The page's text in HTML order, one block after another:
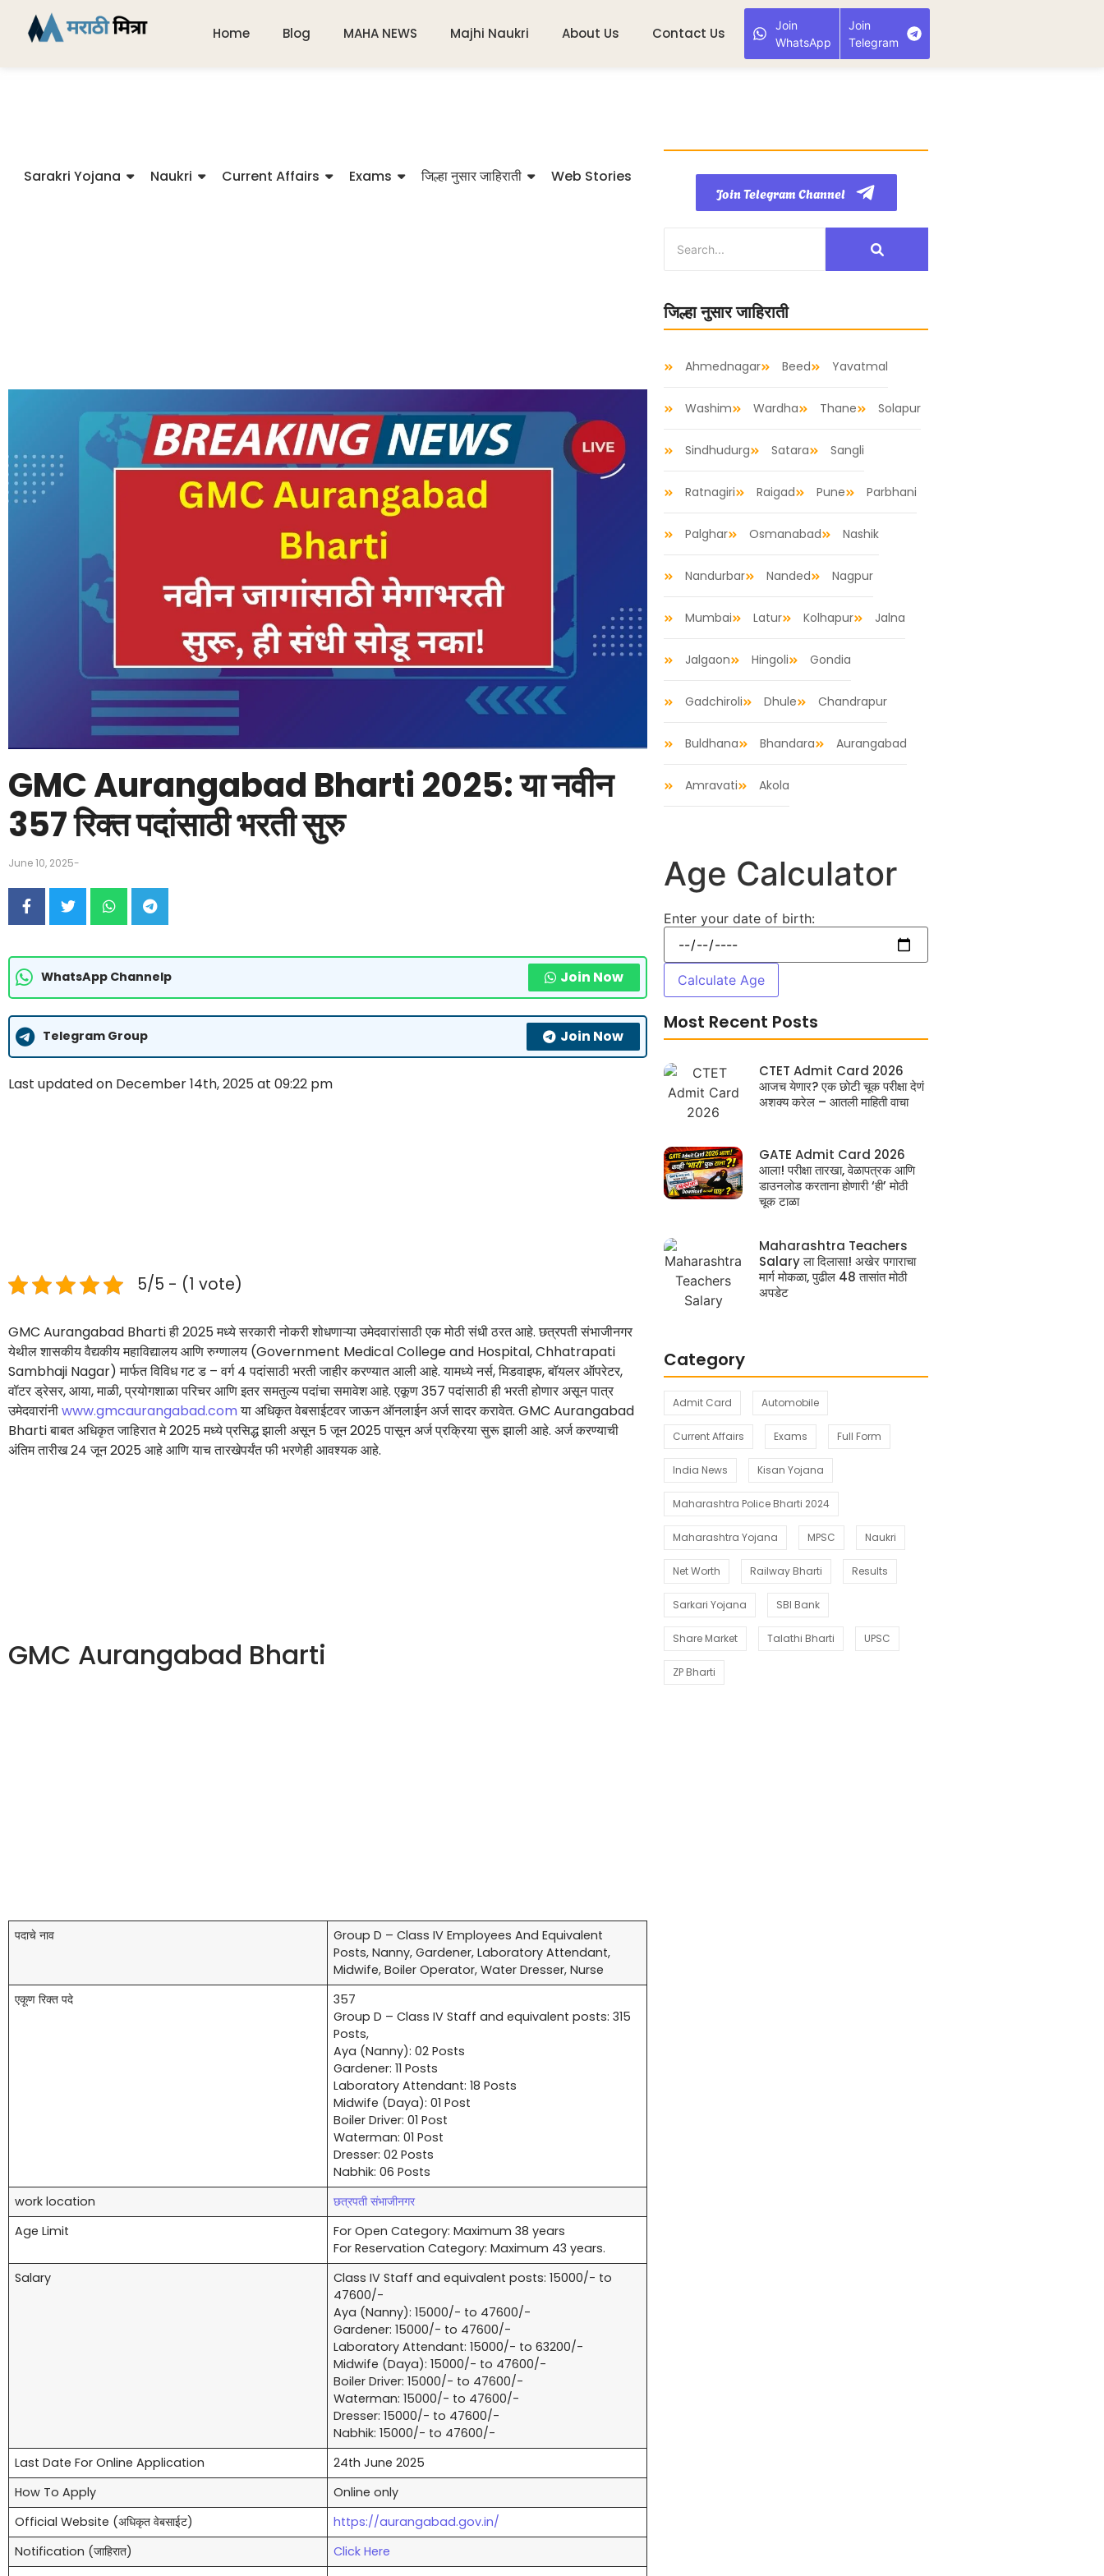
Home Blog MAHA NEWS Majhi Naukri About Us Contact Us
Join
WhatsApp
Join
Telegram
Sarakri Yojana Naukri Current Affairs Exams जिल्हा नुसार जाहिराती Web Stories
GMC Aurangabad Bharti 2025: या नवीन
357 रिक्त पदांसाठी भरती सुरु
June 10, 2025-
WhatsApp Channelp Join Now
Telegram Group Join Now
Last updated on December 14th, 2025 at 09:22 pm
5/5 - (1 vote)
GMC Aurangabad Bharti ही 2025 मध्ये सरकारी नोकरी शोधणाऱ्या उमेदवारांसाठी एक मोठी संधी ठरत आहे. छत्रपती संभाजीनगर
येथील शासकीय वैद्यकीय महाविद्यालय आणि रुग्णालय (Government Medical College and Hospital, Chhatrapati
Sambhaji Nagar) मार्फत विविध गट ड – वर्ग 4 पदांसाठी भरती जाहीर करण्यात आली आहे. यामध्ये नर्स, मिडवाइफ, बॉयलर ऑपरेटर,
वॉटर ड्रेसर, आया, माळी, प्रयोगशाळा परिचर आणि इतर समतुल्य पदांचा समावेश आहे. एकूण 357 पदांसाठी ही भरती होणार असून पात्र
उमेदवारांनीwww.gmcaurangabad.comया अधिकृत वेबसाईटवर जाऊन ऑनलाईन अर्ज सादर करावेत. GMC Aurangabad
Bharti बाबत अधिकृत जाहिरात मे 2025 मध्ये प्रसिद्ध झाली असून 5 जून 2025 पासून अर्ज प्रक्रिया सुरू झाली आहे. अर्ज करण्याची
अंतिम तारीख 24 जून 2025 आहे आणि याच तारखेपर्यंत फी भरणेही आवश्यक आहे.
GMC Aurangabad Bharti
पदाचे नाव
Group D – Class IV Employees And Equivalent
Posts, Nanny, Gardener, Laboratory Attendant,
Midwife, Boiler Operator, Water Dresser, Nurse
एकूण रिक्त पदे
357
Group D – Class IV Staff and equivalent posts: 315
Posts,
Aya (Nanny): 02 Posts
Gardener: 11 Posts
Laboratory Attendant: 18 Posts
Midwife (Daya): 01 Post
Boiler Driver: 01 Post
Waterman: 01 Post
Dresser: 02 Posts
Nabhik: 06 Posts
work location
छत्रपती संभाजीनगर
Age Limit
For Open Category: Maximum 38 years
For Reservation Category: Maximum 43 years.
Salary
Class IV Staff and equivalent posts: 15000/- to
47600/-
Aya (Nanny): 15000/- to 47600/-
Gardener: 15000/- to 47600/-
Laboratory Attendant: 15000/- to 63200/-
Midwife (Daya): 15000/- to 47600/-
Boiler Driver: 15000/- to 47600/-
Waterman: 15000/- to 47600/-
Dresser: 15000/- to 47600/-
Nabhik: 15000/- to 47600/-
Last Date For Online Application
24th June 2025
How To Apply
Online only
Official Website (अधिकृत वेबसाईट)
https://aurangabad.gov.in/
Notification (जाहिरात)
Click Here
Join Telegram Channel
जिल्हा नुसार जाहिराती
Ahmednagar Beed Yavatmal
Washim Wardha Thane Solapur
Sindhudurg Satara Sangli
Ratnagiri Raigad Pune Parbhani
Palghar Osmanabad Nashik
Nandurbar Nanded Nagpur
Mumbai Latur Kolhapur Jalna
Jalgaon Hingoli Gondia
Gadchiroli Dhule Chandrapur
Buldhana Bhandara Aurangabad
Amravati Akola
Age Calculator
Enter your date of birth:
Calculate Age
Most Recent Posts
CTET Admit Card 2026
आजच येणार? एक छोटी चूक परीक्षा देणं
अशक्य करेल – आतली माहिती वाचा
GATE Admit Card 2026
आला! परीक्षा तारखा, वेळापत्रक आणि
डाउनलोड करताना होणारी ‘ही’ मोठी
चूक टाळा
Maharashtra Teachers
Salary ला दिलासा! अखेर पगाराचा
मार्ग मोकळा, पुढील 48 तासांत मोठी
अपडेट
Category
Admit Card Automobile
Current Affairs Exams Full Form
India News Kisan Yojana
Maharashtra Police Bharti 2024
Maharashtra Yojana MPSC Naukri
Net Worth Railway Bharti Results
Sarkari Yojana SBI Bank
Share Market Talathi Bharti UPSC
ZP Bharti